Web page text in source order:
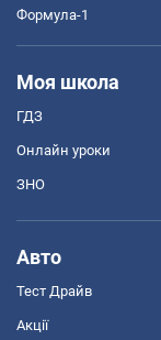
Формула-1
Моя школа
ГДЗ
Онлайн уроки
ЗНО
Авто
Тест Драйв
Акції